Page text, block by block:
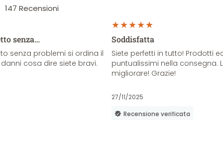
147 Recensioni
senza…
senza problemi si ordina il
cosa dire siete bravi.
Soddisfatta
Siete perfetti in tutto! Prodotti
puntualissimi nella consegna.
migliorare! Grazie!
27/11/2025
Recensione verificata